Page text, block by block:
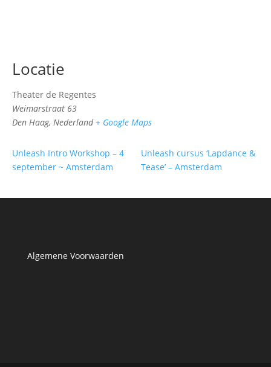
Locatie
Theater de Regentes
Weimarstraat 63
Den Haag, Nederland + Google Maps
Unleash Intro Workshop – 4
september ~ Amsterdam
Unleash cursus ‘Lapdance &
Tease’ – Amsterdam
Algemene Voorwaarden